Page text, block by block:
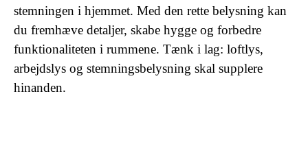
stemningen i hjemmet. Med den rette belysning kan
du fremhæve detaljer, skabe hygge og forbedre
funktionaliteten i rummene. Tænk i lag: loftlys,
arbejdslys og stemningsbelysning skal supplere
hinanden.